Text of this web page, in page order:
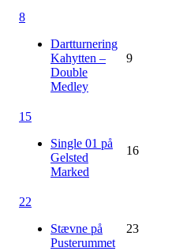
8
Dartturnering
Kahytten –
Double
Medley
9
15
Single 01 på
Gelsted
Marked
16
22
Stævne på
Pusterummet
23